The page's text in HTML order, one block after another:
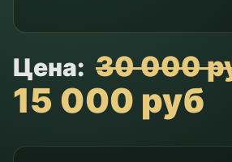
Цена: 30 000
15 000 руб